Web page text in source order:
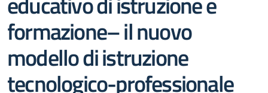
formazione– il nuovo
modello di istruzione
tecnologico-professionale